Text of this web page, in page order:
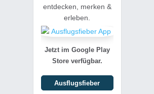
entdecken, merken &
erleben.
Jetzt im Google Play
Store verfügbar.
Ausflugsfieber